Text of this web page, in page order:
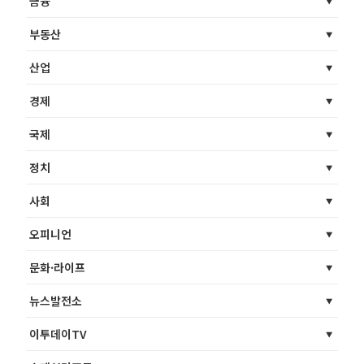
부동산
산업
경제
국제
정치
사회
오피니언
문화·라이프
뉴스발전소
이투데이TV